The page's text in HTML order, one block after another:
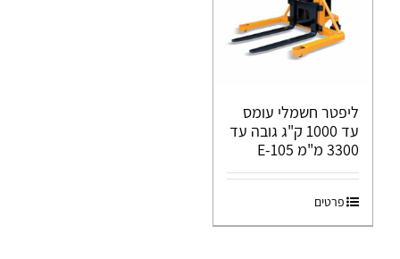
ליפטר חשמלי עומס
עד 1000 ק"ג גובה עד
3300 מ"מ E-105
פרטים